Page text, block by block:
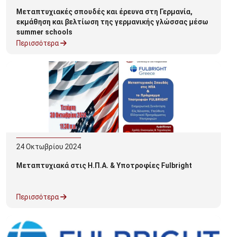
Μεταπτυχιακές σπουδές και έρευνα στη Γερμανία,
εκμάθηση και βελτίωση της γερμανικής γλώσσας μέσω
summer schools
Περισσότερα
24Οκτωβρίου 2024
Μεταπτυχιακά στις Η.Π.Α. & Υποτροφίες Fulbright
Περισσότερα